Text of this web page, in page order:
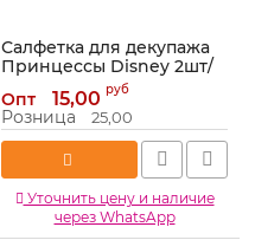
Салфетка для декупажа
Принцессы Disney 2шт/
Артикул: 1194227
Опт 15,00 руб
Розница 25,00
Уточнить цену и наличие
через WhatsApp